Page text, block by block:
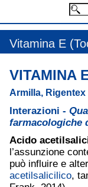
Vitamina E
VITAMINA
Armilla, Rigentex
Interazioni -
farmacologiche
Acido
l’assunzione
può influire e
acetilsalicilico,